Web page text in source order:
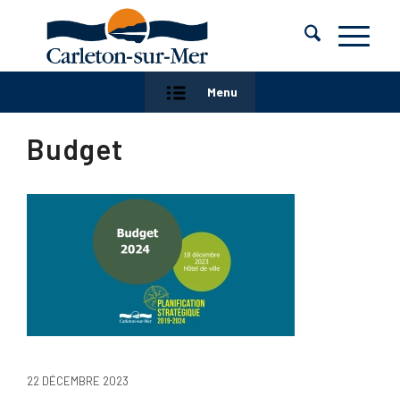
Menu
Budget
22 DÉCEMBRE 2023